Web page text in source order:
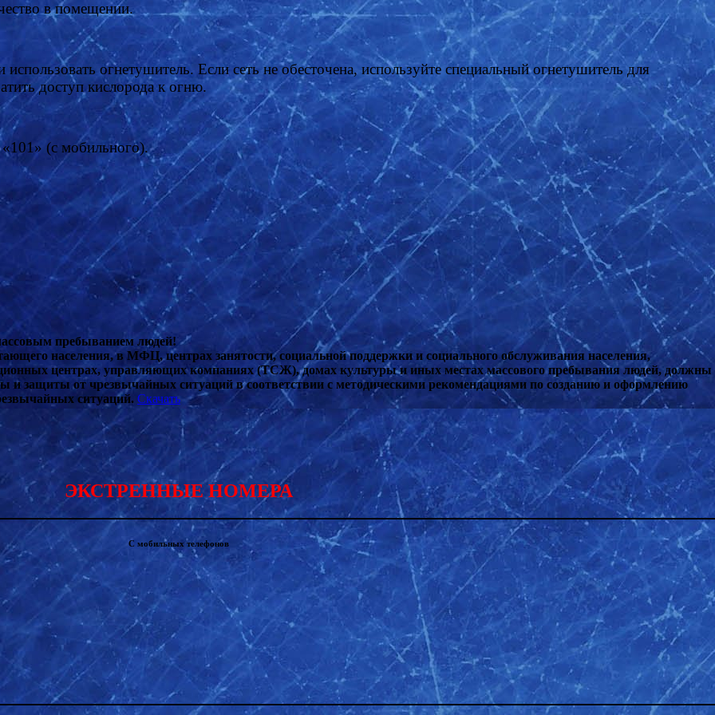
в помещении.
огнетушитель. Если сеть не обесточена, используйте специальный огнетушитель для
доступ кислорода к огню.
(с мобильного).
пребыванием людей!
населения, в МФЦ, центрах занятости, социальной поддержки и социального обслуживания населения,
центрах, управляющих компаниях (ТСЖ), домах культуры и иных местах массового пребывания людей, должны
и защиты от чрезвычайных ситуаций в соответствии с методическими рекомендациями по созданию и оформлению
ситуаций. Скачать
ЭКСТРЕННЫЕ НОМЕРА
С мобильных телефонов